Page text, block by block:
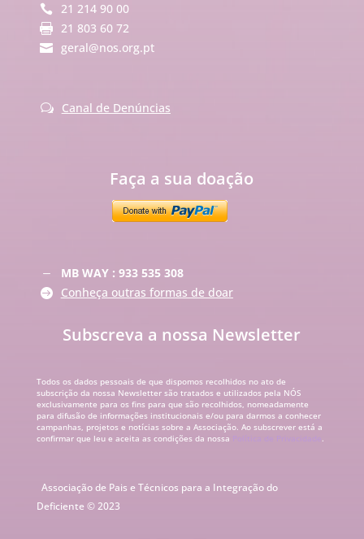
 21 214 90 00
 21 803 60 72
 geral@nos.org.pt
w Canal de Denúncias
Faça a sua doação
K MB WAY : 933 535 308
 Conheça outras formas de doar
Subscreva a nossa Newsletter
Todos os dados pessoais de que dispomos recolhidos no ato de
subscrição da nossa Newsletter são tratados e utilizados pela NÓS
exclusivamente para os fins para que são recolhidos, nomeadamente
para difusão de informações institucionais e/ou para darmos a conhecer
campanhas, projetos e notícias sobre a Associação. Ao subscrever está a
confirmar que leu e aceita as condições da nossa Política de Privacidade.
Associação de Pais e Técnicos para a Integração do
Deficiente © 2023